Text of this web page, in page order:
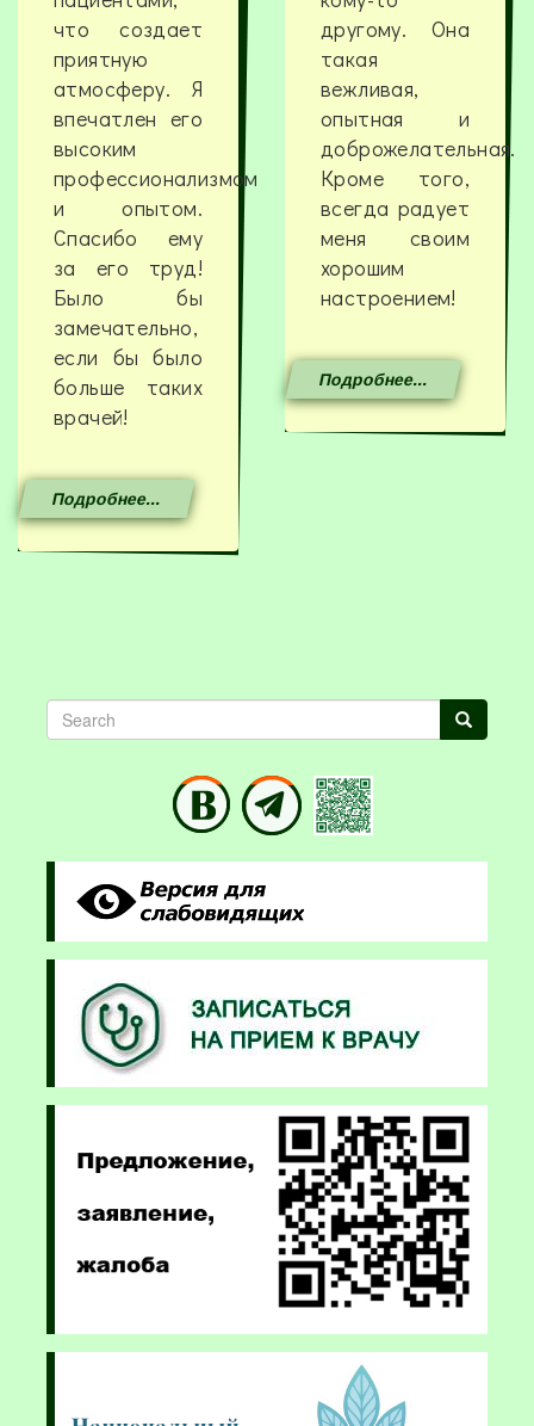
что создает
приятную
атмосферу. Я
впечатлен его
высоким
профессионализмом
и опытом.
Спасибо ему
за его труд!
Было бы
замечательно,
если бы было
больше таких
врачей!
Подробнее...
другому. Она
такая
вежливая,
опытная и
доброжелательная.
Кроме того,
всегда радует
меня своим
хорошим
настроением!
Подробнее...
Search Search